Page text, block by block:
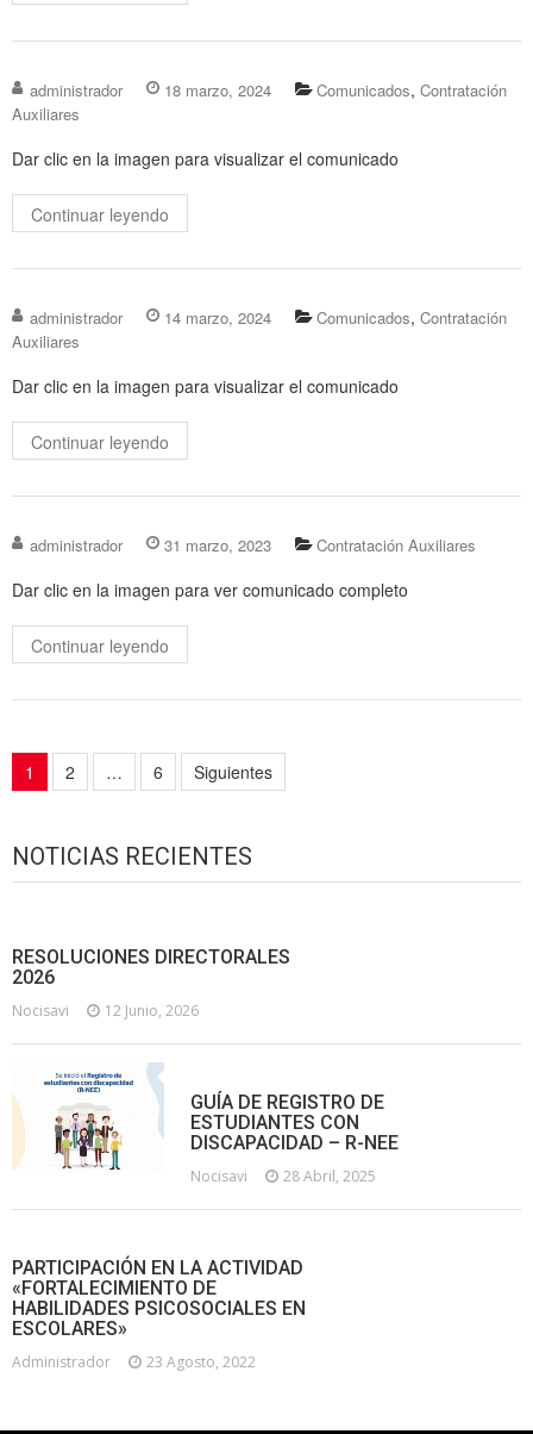
administrador 18 marzo, 2024 Comunicados, Contratación
Auxiliares
Dar clic en la imagen para visualizar el comunicado
Continuar leyendo
administrador 14 marzo, 2024 Comunicados, Contratación
Auxiliares
Dar clic en la imagen para visualizar el comunicado
Continuar leyendo
administrador 31 marzo, 2023 Contratación Auxiliares
Dar clic en la imagen para ver comunicado completo
Continuar leyendo
Navegación
entradas
1 2 … 6 Siguientes
NOTICIAS RECIENTES
RESOLUCIONES DIRECTORALES
2026
Nocisavi 12 Junio, 2026
GUÍA DE REGISTRO DE
ESTUDIANTES CON
DISCAPACIDAD – R-NEE
Nocisavi 28 Abril, 2025
PARTICIPACIÓN EN LA ACTIVIDAD
«FORTALECIMIENTO DE
HABILIDADES PSICOSOCIALES EN
ESCOLARES»
Administrador 23 Agosto, 2022